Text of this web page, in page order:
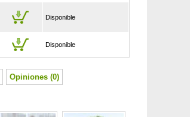
Disponible
Disponible
Opiniones (0)